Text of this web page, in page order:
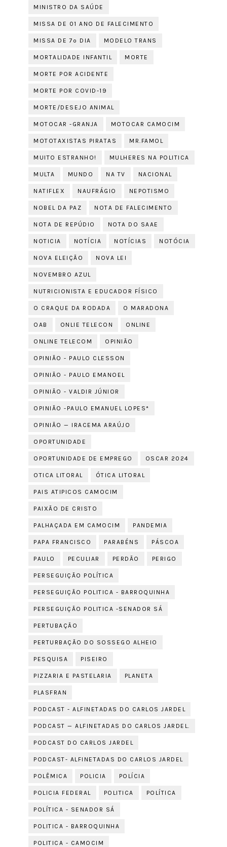
MINISTRO DA SAÚDE
MISSA DE 01 ANO DE FALECIMENTO
MISSA DE 7º DIA MODELO TRANS
MORTALIDADE INFANTIL MORTE
MORTE POR ACIDENTE
MORTE POR COVID-19
MORTE/DESEJO ANIMAL
MOTOCAR -GRANJA MOTOCAR CAMOCIM
MOTOTAXISTAS PIRATAS MR.FAMOL
MUITO ESTRANHO! MULHERES NA POLITICA
MULTA MUNDO NA TV NACIONAL
NATIFLEX NAUFRÁGIO NEPOTISMO
NOBEL DA PAZ NOTA DE FALECIMENTO
NOTA DE REPÚDIO NOTA DO SAAE
NOTICIA NOTÍCIA NOTÍCIAS NOTÓCIA
NOVA ELEIÇÃO NOVA LEI
NOVEMBRO AZUL
NUTRICIONISTA E EDUCADOR FÍSICO
O CRAQUE DA RODADA O MARADONA
OAB ONLIE TELECON ONLINE
ONLINE TELECOM OPINIÃO
OPINIÃO - PAULO CLESSON
OPINIÃO - PAULO EMANOEL
OPINIÃO - VALDIR JÚNIOR
OPINIÃO -PAULO EMANUEL LOPES*
OPINIÃO — IRACEMA ARAÚJO
OPORTUNIDADE
OPORTUNIDADE DE EMPREGO OSCAR 2024
OTICA LITORAL ÓTICA LITORAL
PAIS ATIPICOS CAMOCIM
PAIXÃO DE CRISTO
PALHAÇADA EM CAMOCIM PANDEMIA
PAPA FRANCISCO PARABÉNS PÁSCOA
PAULO PECULIAR PERDÃO PERIGO
PERSEGUIÇÃO POLÍTICA
PERSEGUIÇÃO POLITICA - BARROQUINHA
PERSEGUIÇÃO POLITICA -SENADOR SÁ
PERTUBAÇÃO
PERTURBAÇÃO DO SOSSEGO ALHEIO
PESQUISA PISEIRO
PIZZARIA E PASTELARIA PLANETA
PLASFRAN
PODCAST - ALFINETADAS DO CARLOS JARDEL
PODCAST — ALFINETADAS DO CARLOS JARDEL.
PODCAST DO CARLOS JARDEL
PODCAST- ALFINETADAS DO CARLOS JARDEL
POLÊMICA POLICIA POLÍCIA
POLICIA FEDERAL POLITICA POLÍTICA
POLÍTICA - SENADOR SÁ
POLITICA - BARROQUINHA
POLITICA - CAMOCIM